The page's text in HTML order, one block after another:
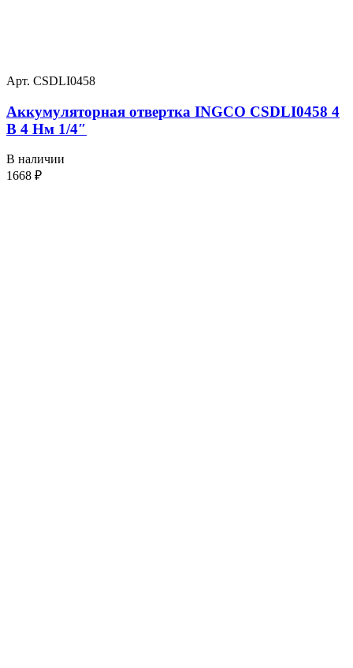
Арт. CSDLI0458
Аккумуляторная отвертка INGCO CSDLI0458 4
В 4 Нм 1/4″
В наличии
1668 ₽